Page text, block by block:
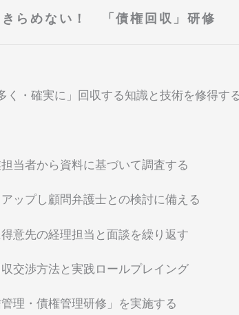
きらめない！ 「債権回収」研
く・確実に」回収する知識と技術を修得す
当者から資料に基づいて調査する
ップし顧問弁護士との検討に備える
意先の経理担当と面談を繰り返す
交渉方法と実践ロールプレイング
理・債権管理研修」を実施する